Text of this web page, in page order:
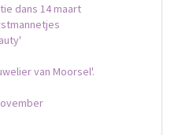
dans 14 maart
van Moorsel'.